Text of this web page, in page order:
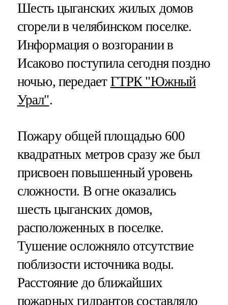
Шесть цыганских жилых домов
сгорели в челябинском поселке.
Информация о возгорании в
Исаково поступила сегодня поздно
ночью, передает ГТРК "Южный
Урал".
Пожару общей площадью 600
квадратных метров сразу же был
присвоен повышенный уровень
сложности. В огне оказались
шесть цыганских домов,
расположенных в поселке.
Тушение осложняло отсутствие
поблизости источника воды.
Расстояние до ближайших
пожарных гидрантов составляло